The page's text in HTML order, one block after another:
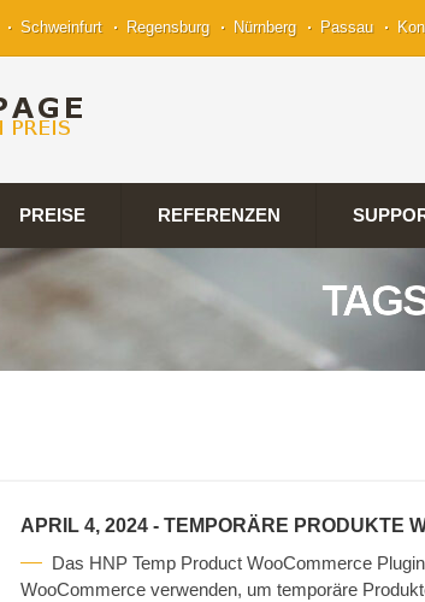
Schweinfurt Regensburg Nürnberg Passau
PREISE REFERENZEN
APRIL 4, 2024 - TEMPORÄRE PRODUKTE
Das HNP Temp Product WooCommerce
WooCommerce verwenden, um temporäre